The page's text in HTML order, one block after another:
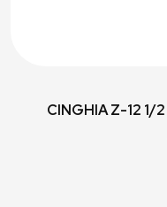
CINGHIA Z-12 1/